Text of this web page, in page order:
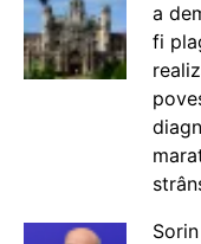
a
fi